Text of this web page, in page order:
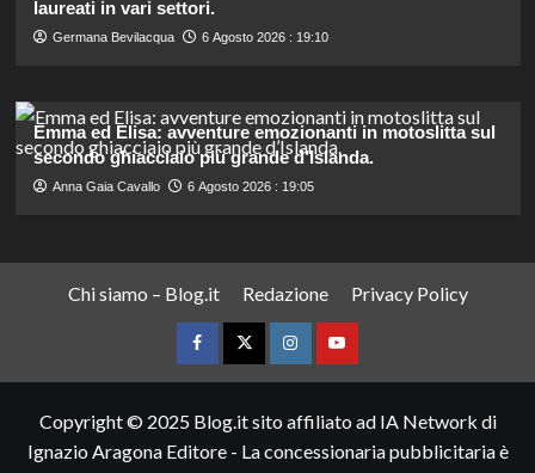
laureati in vari settori.
Germana Bevilacqua 6 Agosto 2026 : 19:10
Emma ed Elisa: avventure emozionanti in motoslitta sul
secondo ghiacciaio più grande d’Islanda.
Anna Gaia Cavallo 6 Agosto 2026 : 19:05
Chi siamo – Blog.it Redazione Privacy Policy
FacebookTwitterInstagramYouTube
Copyright © 2025 Blog.it sito affiliato ad IA Network di
Ignazio Aragona Editore - La concessionaria pubblicitaria è